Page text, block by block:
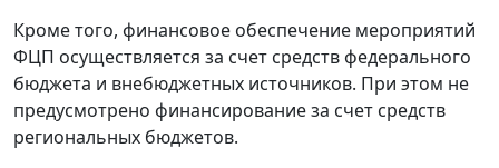
Кроме того, финансовое обеспечение мероприятий
ФЦП осуществляется за счет средств федерального
бюджета и внебюджетных источников. При этом не
предусмотрено финансирование за счет средств
региональных бюджетов.